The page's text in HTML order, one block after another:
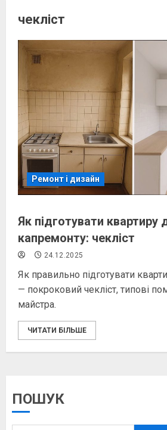
чекліст
Ремонт і дизайн
Як підготувати квартиру
капремонту: чекліст
24.12.2025
Як правильно підготувати
— покроковий чекліст, типові
майстра.
ЧИТАТИ БІЛЬШЕ
ПОШУК